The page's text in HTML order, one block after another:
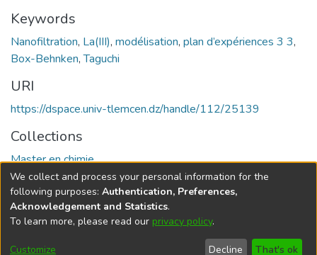
Keywords
Nanofiltration, La(III), modélisation, plan d’expériences 3 3,
Box-Behnken,Taguchi
URI
https://dspace.univ-tlemcen.dz/handle/112/25139
Collections
Master en chimie
Full item page
DSpace softwarecopyright © 2002-2026
Cookie
End User
Send
We collect and process your personal information for the
following purposes: Authentication, Preferences,
Acknowledgement and Statistics.
To learn more, please read our privacy policy.
Customize Decline That's ok